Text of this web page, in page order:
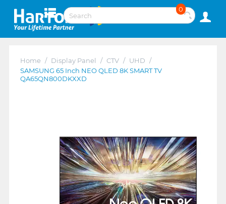
0
Home / Display Panel / CTV / UHD /
SAMSUNG 65 Inch NEO QLED 8K SMART TV
QA65QN800DKXXD